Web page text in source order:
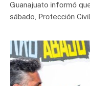
Guanajuato informó
sábado, Protección